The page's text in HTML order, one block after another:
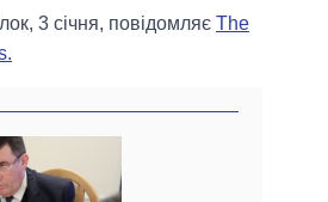
3 січня, повідомляє The